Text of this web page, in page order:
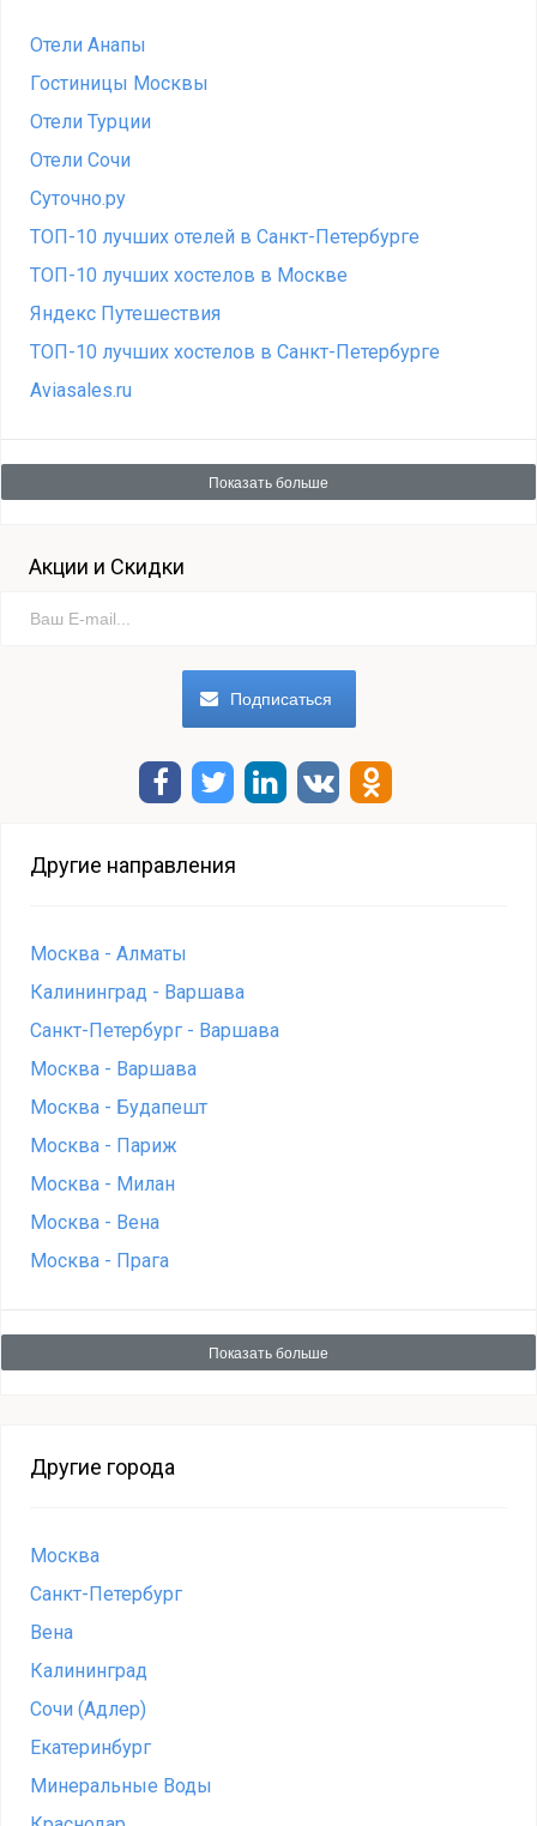
Отели Анапы
Гостиницы Москвы
Отели Турции
Отели Сочи
Суточно.ру
ТОП-10 лучших отелей в Санкт-Петербурге
ТОП-10 лучших хостелов в Москве
Яндекс Путешествия
ТОП-10 лучших хостелов в Санкт-Петербурге
Aviasales.ru
Показать больше
Акции и Скидки
Другие направления
Москва - Алматы
Калининград - Варшава
Санкт-Петербург - Варшава
Москва - Варшава
Москва - Будапешт
Москва - Париж
Москва - Милан
Москва - Вена
Москва - Прага
Показать больше
Другие города
Москва
Санкт-Петербург
Вена
Калининград
Сочи (Адлер)
Екатеринбург
Минеральные Воды